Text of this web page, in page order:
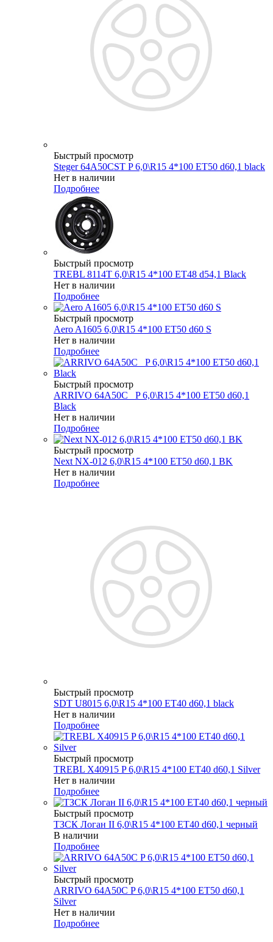
Быстрый просмотр
Steger 64A50CST P 6,0\R15 4*100 ET50 d60,1 black
Нет в наличии
Подробнее
Быстрый просмотр
TREBL 8114T 6,0\R15 4*100 ET48 d54,1 Black
Нет в наличии
Подробнее
Быстрый просмотр
Aero A1605 6,0\R15 4*100 ET50 d60 S
Нет в наличии
Подробнее
Быстрый просмотр
ARRIVO 64A50C _P 6,0\R15 4*100 ET50 d60,1
Black
Нет в наличии
Подробнее
Быстрый просмотр
Next NX-012 6,0\R15 4*100 ET50 d60,1 BK
Нет в наличии
Подробнее
Быстрый просмотр
SDT U8015 6,0\R15 4*100 ET40 d60,1 black
Нет в наличии
Подробнее
Быстрый просмотр
TREBL X40915 P 6,0\R15 4*100 ET40 d60,1 Silver
Нет в наличии
Подробнее
Быстрый просмотр
ТЗСК Логан II 6,0\R15 4*100 ET40 d60,1 черный
В наличии
Подробнее
Быстрый просмотр
ARRIVO 64A50C P 6,0\R15 4*100 ET50 d60,1
Silver
Нет в наличии
Подробнее